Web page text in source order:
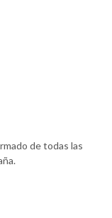
de todas las